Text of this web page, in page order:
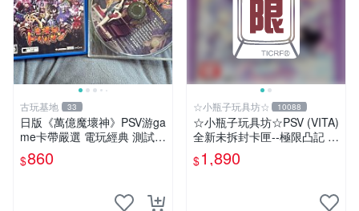
古玩基地 33
日版《萬億魔壞神》PSV游ga
me卡帶嚴選 電玩經典 測試正
常 完整遊戲內容 附贈未拆封
音樂CD 萬億魔壞神 PSV 游g
$860
☆小瓶子玩具坊☆ 10088
☆小瓶子玩具坊☆PSV (VITA)
全新未拆封卡匣--極限凸記 萌
萌編年史 限定版 (亞版)
$1,890